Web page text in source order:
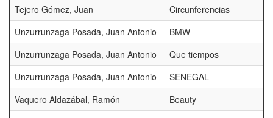
Tejero Gómez, Juan
Circunferencias
Unzurrunzaga Posada, Juan Antonio
BMW
Unzurrunzaga Posada, Juan Antonio
Que tiempos
Unzurrunzaga Posada, Juan Antonio
SENEGAL
Vaquero Aldazábal, Ramón
Beauty